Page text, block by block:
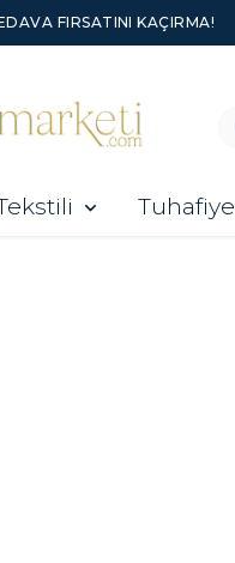
FIRSATINI KAÇIRMA!
Tuhafiye